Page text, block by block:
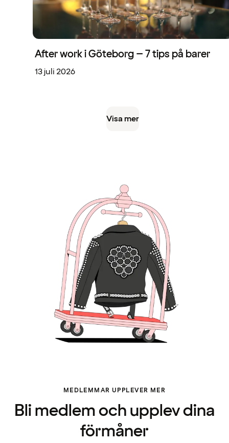
After work i Göteborg – 7 tips på barer
13 juli 2026
Visa mer
MEDLEMMAR UPPLEVER MER
Bli medlem och upplev dina
förmåner